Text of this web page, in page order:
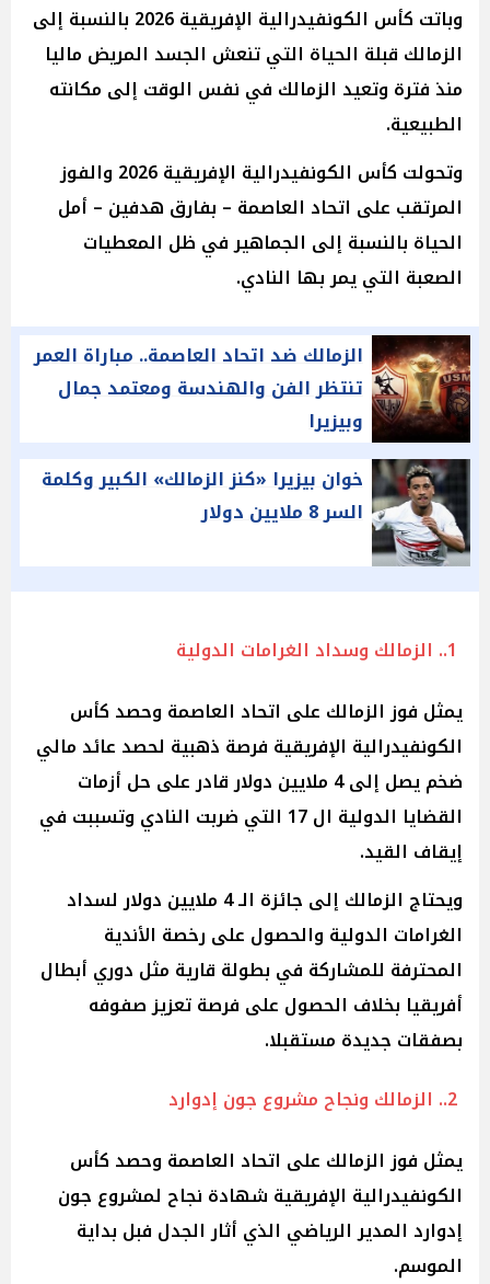
وباتت كأس الكونفيدرالية الإفريقية 2026 بالنسبة إلى
الزمالك قبلة الحياة التي تنعش الجسد المريض ماليا
منذ فترة وتعيد الزمالك في نفس الوقت إلى مكانته
الطبيعية.
وتحولت كأس الكونفيدرالية الإفريقية 2026 والفوز
المرتقب على اتحاد العاصمة – بفارق هدفين – أمل
الحياة بالنسبة إلى الجماهير في ظل المعطيات
الصعبة التي يمر بها النادي.
الزمالك ضد اتحاد العاصمة.. مباراة العمر
تنتظر الفن والهندسة ومعتمد جمال
وبيزيرا
خوان بيزيرا «كنز الزمالك» الكبير وكلمة
السر 8 ملايين دولار
1.. الزمالك وسداد الغرامات الدولية
يمثل فوز الزمالك على اتحاد العاصمة وحصد كأس
الكونفيدرالية الإفريقية فرصة ذهبية لحصد عائد مالي
ضخم يصل إلى 4 ملايين دولار قادر على حل أزمات
القضايا الدولية ال 17 التي ضربت النادي وتسببت في
إيقاف القيد.
ويحتاج الزمالك إلى جائزة الـ 4 ملايين دولار لسداد
الغرامات الدولية والحصول على رخصة الأندية
المحترفة للمشاركة في بطولة قارية مثل دوري أبطال
أفريقيا بخلاف الحصول على فرصة تعزيز صفوفه
بصفقات جديدة مستقبلا.
2.. الزمالك ونجاح مشروع جون إدوارد
يمثل فوز الزمالك على اتحاد العاصمة وحصد كأس
الكونفيدرالية الإفريقية شهادة نجاح لمشروع جون
إدوارد المدير الرياضي الذي أثار الجدل فبل بداية
الموسم.